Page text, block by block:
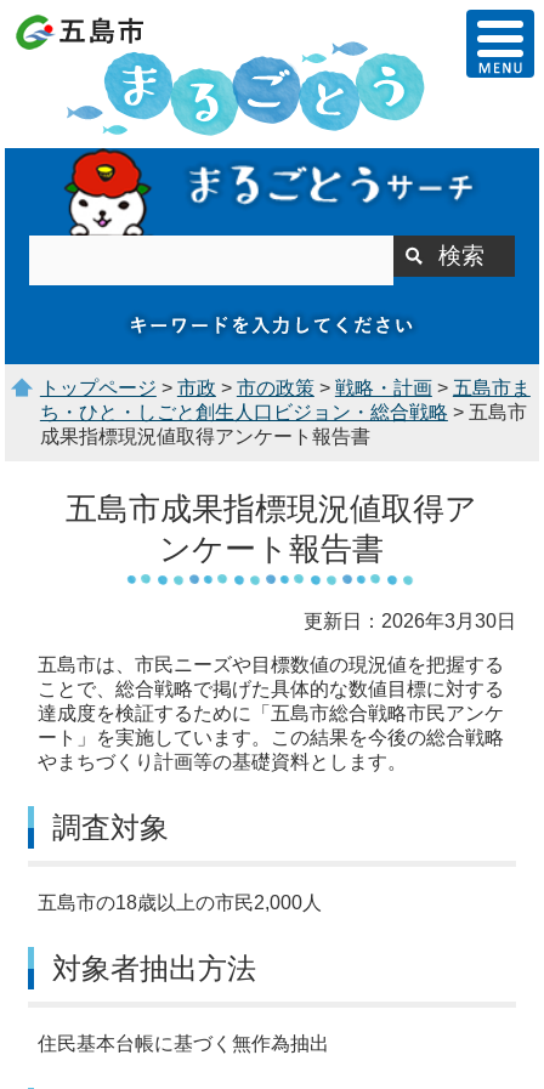
トップページ > 市政 > 市の政策> 戦略・計画> 五島市ま
ち・ひと・しごと創生人口ビジョン・総合戦略 > 五島市
成果指標現況値取得アンケート報告書
五島市成果指標現況値取得ア
ンケート報告書
更新日：2026年3月30日
五島市は、市民ニーズや目標数値の現況値を把握する
ことで、総合戦略で掲げた具体的な数値目標に対する
達成度を検証するために「五島市総合戦略市民アンケ
ート」を実施しています。この結果を今後の総合戦略
やまちづくり計画等の基礎資料とします。
調査対象
五島市の18歳以上の市民2,000人
対象者抽出方法
住民基本台帳に基づく無作為抽出